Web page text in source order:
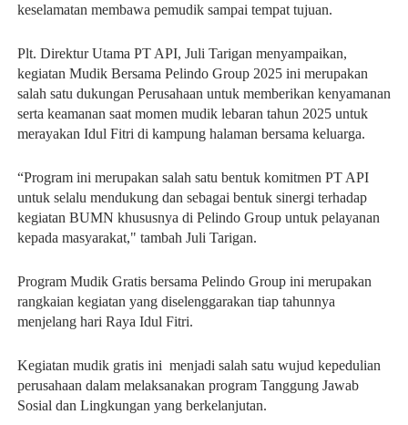
keselamatan membawa pemudik sampai tempat tujuan.
Plt. Direktur Utama PT API, Juli Tarigan menyampaikan,
kegiatan Mudik Bersama Pelindo Group 2025 ini merupakan
salah satu dukungan Perusahaan untuk memberikan kenyamanan
serta keamanan saat momen mudik lebaran tahun 2025 untuk
merayakan Idul Fitri di kampung halaman bersama keluarga.
“Program ini merupakan salah satu bentuk komitmen PT API
untuk selalu mendukung dan sebagai bentuk sinergi terhadap
kegiatan BUMN khususnya di Pelindo Group untuk pelayanan
kepada masyarakat," tambah Juli Tarigan.
Program Mudik Gratis bersama Pelindo Group ini merupakan
rangkaian kegiatan yang diselenggarakan tiap tahunnya
menjelang hari Raya Idul Fitri.
Kegiatan mudik gratis ini menjadi salah satu wujud kepedulian
perusahaan dalam melaksanakan program Tanggung Jawab
Sosial dan Lingkungan yang berkelanjutan.